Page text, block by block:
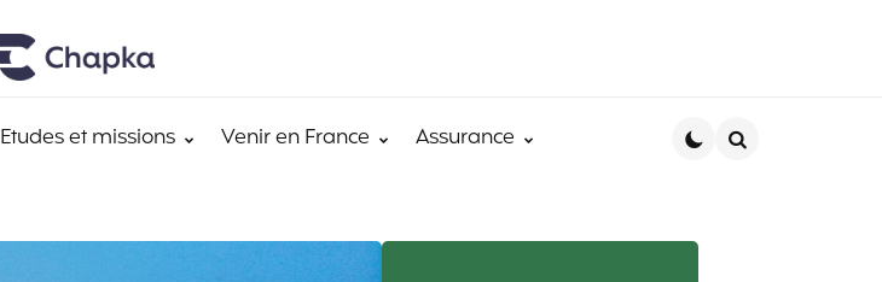
Etudes et missions Venir en France Assurance